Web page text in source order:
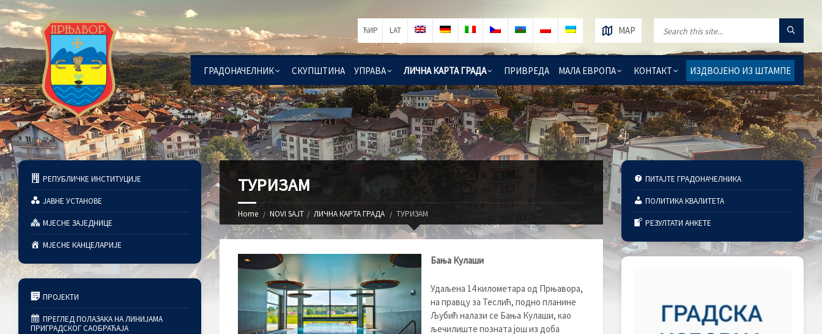
ГРАДОНАЧЕЛНИК СКУПШТИНА УПРАВА ЛИЧНА КАРТА ГРАДА ПРИВРЕДА МАЛА ЕВРОПА КОНТАКТ ИЗДВОЈЕНО ИЗ ШТАМПЕ
MAP
ЋИР LAT
ТУРИЗАМ
Home NOVI SAJT ЛИЧНА КАРТА ГРАДА ТУРИЗАМ
Бања Кулаши
Удаљена 14 километара од Прњавора,
на правцу за Теслић, подно планине
Љубић налази се Бања Кулаши, као
љечилиште позната још из доба
РЕПУБЛИЧКЕ ИНСТИТУЦИЈЕ
ЈАВНЕ УСТАНОВЕ
МЈЕСНЕ ЗАЈЕДНИЦЕ
МЈЕСНЕ КАНЦЕЛАРИЈЕ
ПРОЈЕКТИ
ПРЕГЛЕД ПОЛАЗАКА НА ЛИНИЈАМА
ПРИГРАДСКОГ САОБРАЋАЈА
ПИТАЈТЕ ГРАДОНАЧЕЛНИКА
ПОЛИТИКА КВАЛИТЕТА
РЕЗУЛТАТИ АНКЕТЕ